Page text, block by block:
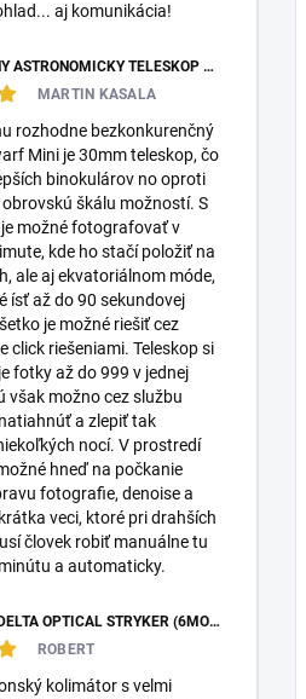
aj komunikácia!
INTELIGENTNÝ ASTRONOMICKÝ TELESKOP DWARFLAB DWARF MINI
MARTIN KASALA
rozhodne bezkonkurenčný
Mini je 30mm teleskop, čo
binokulárov no oproti
škálu možností. S
možné fotografovať v
kde ho stačí položiť na
ale aj ekvatoriálnom móde,
ísť až do 90 sekundovej
je možné riešiť cez
click riešeniami. Teleskop si
fotky až do 999 v jednej
však možno cez službu
a zlepiť tak
nocí. V prostredí
hneď na počkanie
fotografie, denoise a
veci, ktoré pri drahších
človek robiť manuálne tu
a automaticky.
KOLIMÁTOR DELTA OPTICAL STRYKER (6MOA)
ROBERT
kolimátor s velmi